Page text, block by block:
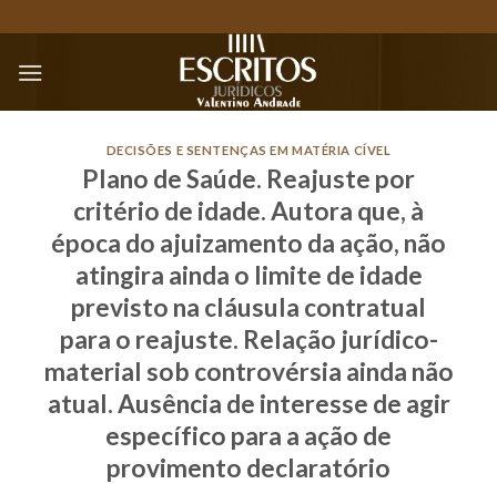
to
content
DECISÕES E SENTENÇAS EM MATÉRIA CÍVEL
Plano de Saúde. Reajuste por
critério de idade. Autora que, à
época do ajuizamento da ação, não
atingira ainda o limite de idade
previsto na cláusula contratual
para o reajuste. Relação jurídico-
material sob controvérsia ainda não
atual. Ausência de interesse de agir
específico para a ação de
provimento declaratório